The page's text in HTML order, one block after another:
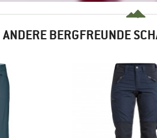
ANDERE BERGFREUNDE